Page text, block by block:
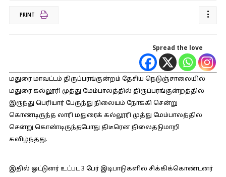
PRINT
Spread the love
மதுரை மாவட்டம் திருப்பரங்குன்றம் தேசிய நெடுஞ்சாலையில்
மதுரை கல்லூரி முத்து மேம்பாலத்தில் திருப்பரங்குன்றத்தில்
இருந்து பெரியார் பேருந்து நிலையம் நோக்கி சென்று
கொண்டிருந்த லாரி மதுரைக் கல்லூரி முத்து மேம்பாலத்தில்
சென்று கொண்டிருந்தபோது திடீரென நிலைதடுமாறி
கவிழ்ந்தது.
இதில் ஓட்டுனர் உட்பட 3 பேர் இடிபாடுகளில் சிக்கிக்கொண்டனர்